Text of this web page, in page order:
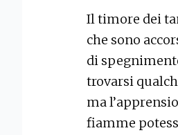
Il timore dei
che sono
di
trovarsi
ma
fiamme